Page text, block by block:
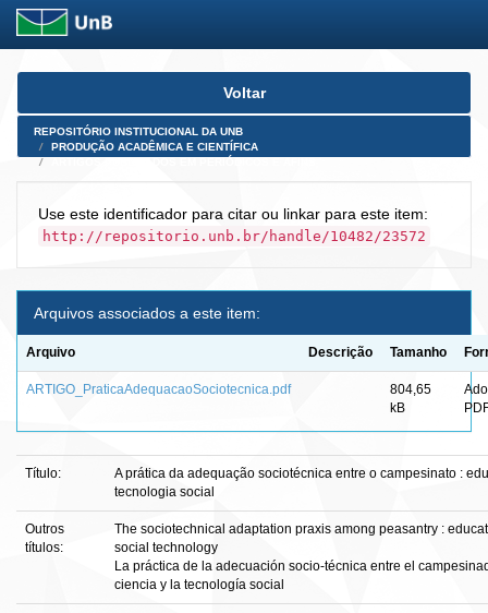
Skip
Voltar
REPOSITÓRIO INSTITUCIONAL DA UNB
PRODUÇÃO ACADÊMICA E CIENTÍFICA
Use este identificador para citar ou linkar para este item:
http://repositorio.unb.br/handle/10482/23572
Arquivos associados a este item:
Arquivo Descrição Tamanho
ARTIGO_PraticaAdequacaoSociotecnica.pdf
804,65
kB
Título:
A prática da adequação sociotécnica entre o campesinato :
tecnologia social
Outros
títulos:
The sociotechnical adaptation praxis among peasantry :
social technology
La práctica de la adecuación socio-técnica entre el
ciencia y la tecnología social